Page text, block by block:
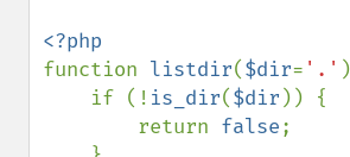
function listdir($dir= '.'
    if (!
is_dir($dir )) {
        return
false;